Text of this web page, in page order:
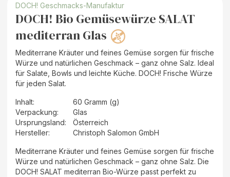
DOCH! Geschmacks-Manufaktur
DOCH! Bio Gemüsewürze SALAT
mediterran Glas
Mediterrane Kräuter und feines Gemüse sorgen für frische
Würze und natürlichen Geschmack – ganz ohne Salz. Ideal
für Salate, Bowls und leichte Küche. DOCH! Frische Würze
für jeden Salat.
Inhalt:
60 Gramm (g)
Verpackung:
Glas
Ursprungsland:
Österreich
Hersteller: Christoph Salomon GmbH
Mediterrane Kräuter und feines Gemüse sorgen für frische
Würze und natürlichen Geschmack – ganz ohne Salz. Die
DOCH! SALAT mediterran Bio-Würze passt perfekt zu